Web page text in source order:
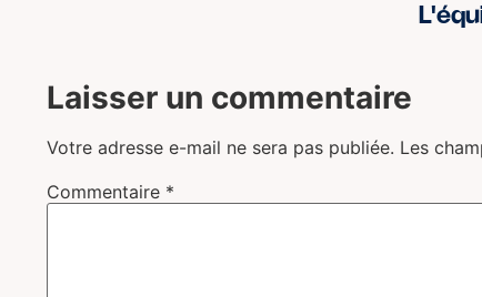
Laisser un commentaire
Votre adresse e-mail ne sera pas publiée. Les
Commentaire *